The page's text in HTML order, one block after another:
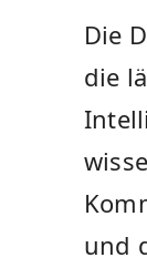
Die
die
und